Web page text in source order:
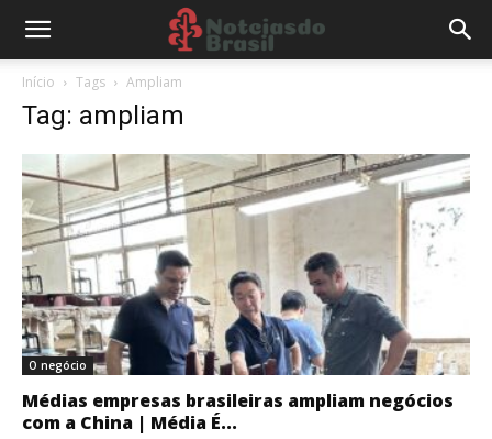
Início Tags Ampliam
Tag: ampliam
O negócio
Médias empresas brasileiras ampliam negócios
com a China | Média É...